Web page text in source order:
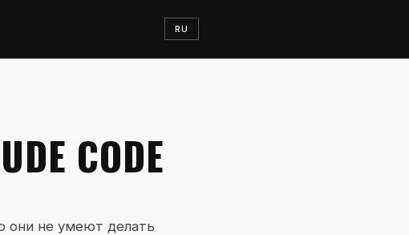
RU
CODE
они не умеют делать